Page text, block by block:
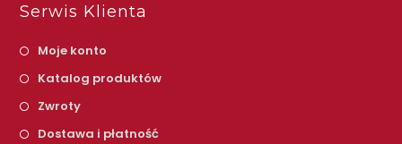
Serwis Klienta
Moje konto
Katalog produktów
Zwroty
Dostawa i płatność